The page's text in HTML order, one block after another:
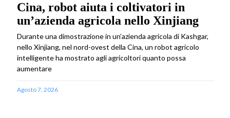
Cina, robot aiuta i coltivatori in
un’azienda agricola nello Xinjiang
Durante una dimostrazione in un’azienda agricola di Kashgar,
nello Xinjiang, nel nord-ovest della Cina, un robot agricolo
intelligente ha mostrato agli agricoltori quanto possa
aumentare
Agosto 7, 2026